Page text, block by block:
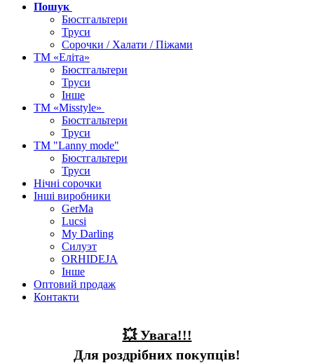
Пошук
Бюстгальтери
Труси
Сорочки / Халати / Піжами
ТМ «Еліта»
Бюстгальтери
Труси
Інше
ТМ «Misstyle»
Бюстгальтери
Труси
ТМ "Lanny mode"
Бюстгальтери
Труси
Нічні сорочки
Інші виробники
GerMa
Lucsi
My Darling
Силуэт
ORHIDEJA
Інше
Оптовий продаж
Контакти
💥 Увага!!!
Для роздрібних покупців!